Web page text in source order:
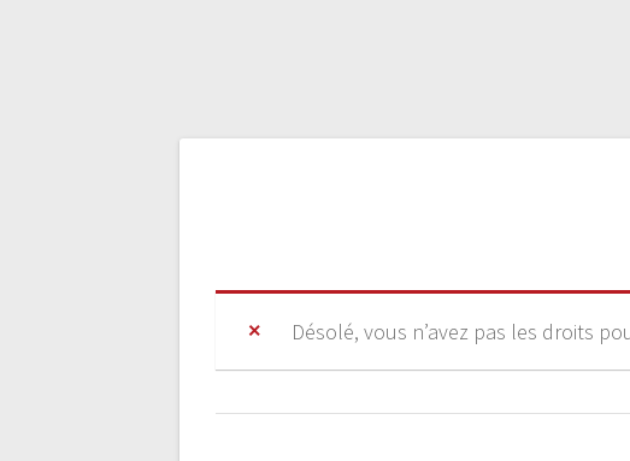
Désolé, vous n’avez pas les droits